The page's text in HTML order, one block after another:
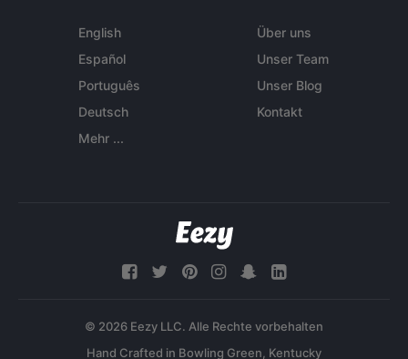
English
Español
Português
Deutsch
Mehr ...
Über uns
Unser Team
Unser Blog
Kontakt
© 2026 Eezy LLC. Alle Rechte vorbehalten